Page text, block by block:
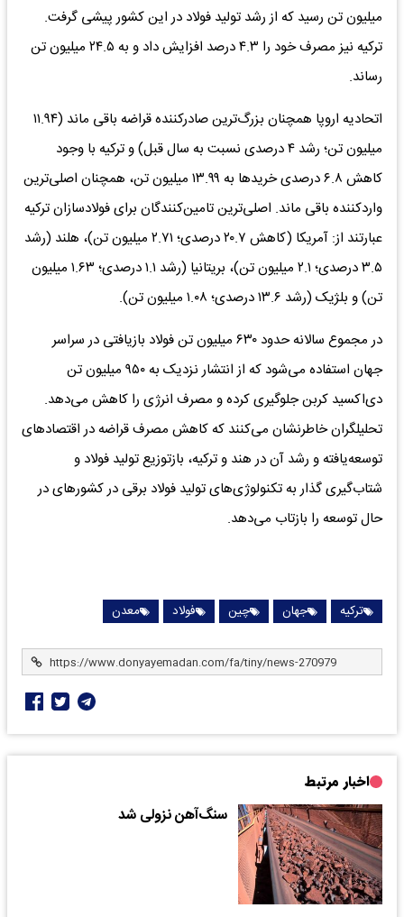
میلیون تن رسید که از رشد تولید فولاد در این کشور پیشی گرفت.
ترکیه نیز مصرف خود را ۴.۳ درصد افزایش داد و به ۲۴.۵ میلیون تن
رساند.
اتحادیه اروپا همچنان بزرگ‌ترین صادرکننده قراضه باقی ماند (۱۱.۹۴
میلیون تن؛ رشد ۴ درصدی نسبت به سال قبل) و ترکیه با وجود
کاهش ۶.۸ درصدی خریدها به ۱۳.۹۹ میلیون تن، همچنان اصلی‌ترین
واردکننده باقی ماند. اصلی‌ترین تامین‌کنندگان برای فولادسازان ترکیه
عبارتند از: آمریکا (کاهش ۲۰.۷ درصدی؛ ۲.۷۱ میلیون تن)، هلند (رشد
۳.۵ درصدی؛ ۲.۱ میلیون تن)، بریتانیا (رشد ۱.۱ درصدی؛ ۱.۶۳ میلیون
تن) و بلژیک (رشد ۱۳.۶ درصدی؛ ۱.۰۸ میلیون تن).
در مجموع سالانه حدود ۶۳۰ میلیون تن فولاد بازیافتی در سراسر
جهان استفاده می‌شود که از انتشار نزدیک به ۹۵۰ میلیون تن
دی‌اکسید کربن جلوگیری کرده و مصرف انرژی را کاهش می‌دهد.
تحلیلگران خاطرنشان می‌کنند که کاهش مصرف قراضه در اقتصادهای
توسعه‌یافته و رشد آن در هند و ترکیه، بازتوزیع تولید فولاد و
شتاب‌گیری گذار به تکنولوژی‌های تولید فولاد برقی در کشورهای در
حال توسعه را بازتاب می‌دهد.
ترکیه جهان چین فولاد معدن
اخبار مرتبط
سنگ‌‌‌آهن نزولی شد